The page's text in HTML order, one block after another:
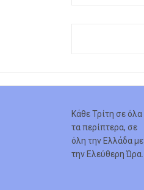
Κάθε Τρίτη σε όλα
τα περίπτερα, σε
όλη την Ελλάδα με
την Ελεύθερη Ώρα.